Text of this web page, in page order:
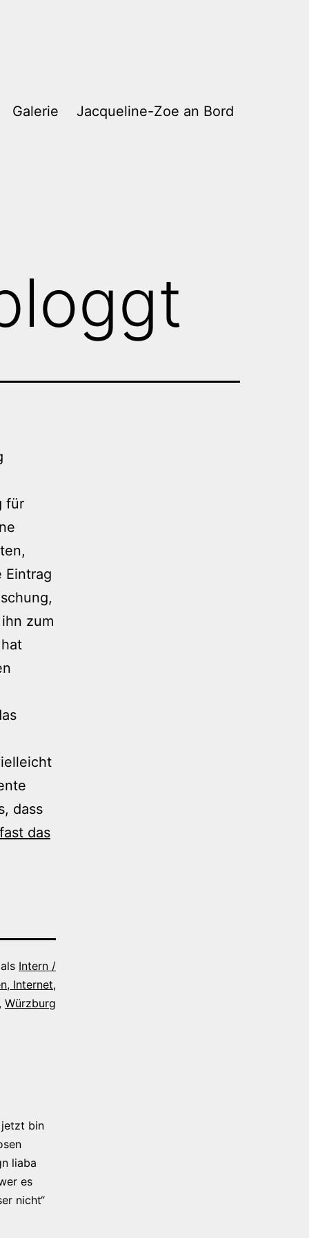
Galerie Jacqueline-Zoe an Bord
für
zum
dass
das
Intern /
Internet,
Würzburg
bin
liaba
es
nicht“